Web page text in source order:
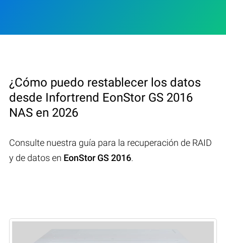
¿Cómo puedo restablecer los datos
desde Infortrend EonStor GS 2016
NAS en 2026
Consulte nuestra guía para la recuperación de RAID
y de datos en EonStor GS 2016.